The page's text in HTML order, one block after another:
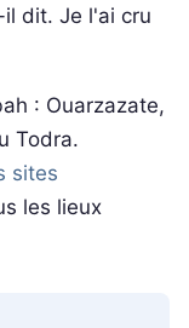
dit. Je l'ai cru
: Ouarzazate,
Todra.
sites
les lieux